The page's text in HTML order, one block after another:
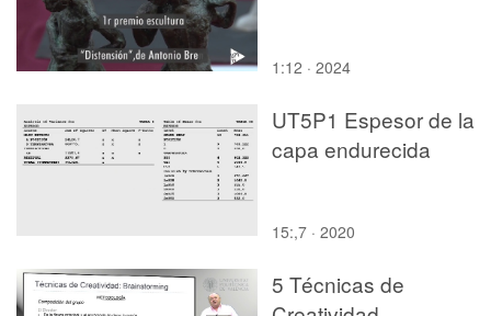
1:12 · 2024
UT5P1 Espesor de la
capa endurecida
15:,7 · 2020
5 Técnicas de